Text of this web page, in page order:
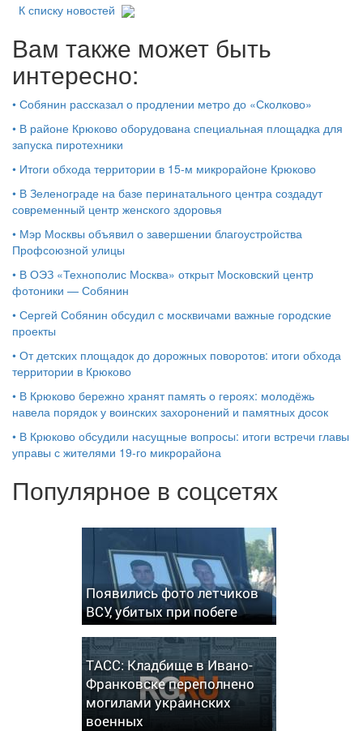
К списку новостей
Вам также может быть
интересно:
• Собянин рассказал о продлении метро до «Сколково»
• В районе Крюково оборудована специальная площадка для
запуска пиротехники
• Итоги обхода территории в 15‑м микрорайоне Крюково
• В Зеленограде на базе перинатального центра создадут
современный центр женского здоровья
• Мэр Москвы объявил о завершении благоустройства
Профсоюзной улицы
• В ОЭЗ «Технополис Москва» открыт Московский центр
фотоники — Собянин
• Сергей Собянин обсудил с москвичами важные городские
проекты
• От детских площадок до дорожных поворотов: итоги обхода
территории в Крюково
• В Крюково бережно хранят память о героях: молодёжь
навела порядок у воинских захоронений и памятных досок
• В Крюково обсудили насущные вопросы: итоги встречи главы
управы с жителями 19‑го микрорайона
Популярное в соцсетях
Появились фото летчиков
ВСУ, убитых при побеге
ТАСС: Кладбище в Ивано-
Франковске переполнено
могилами украинских
военных